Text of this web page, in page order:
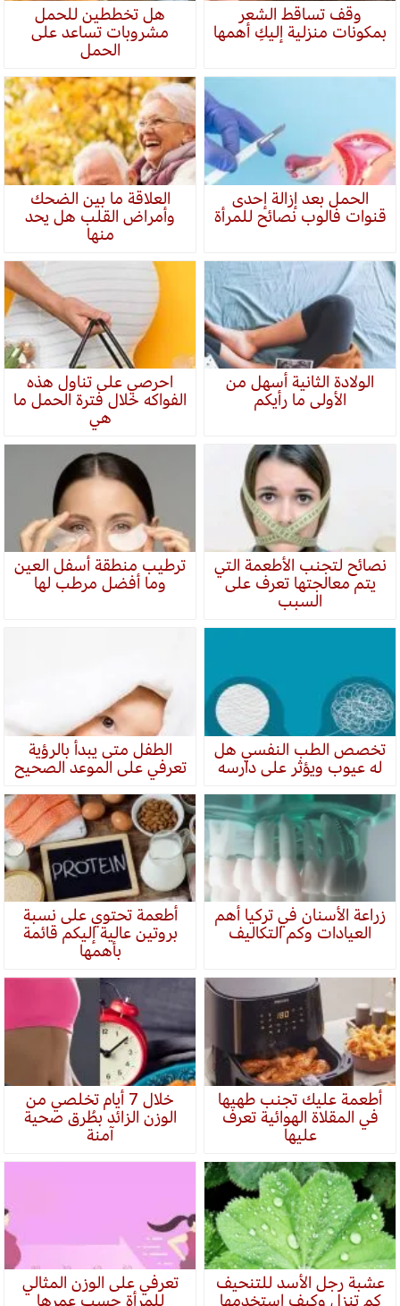
وقف تساقط الشعر
بمكونات منزلية إليكِ أهمها
هل تخططين للحمل
مشروبات تساعد على
الحمل
الحمل بعد إزالة إحدى
قنوات فالوب نصائح للمرأة
العلاقة ما بين الضحك
وأمراض القلب هل يحد
منها
الولادة الثانية أسهل من
الأولى ما رأيكم
احرصي على تناول هذه
الفواكه خلال فترة الحمل ما
هي
نصائح لتجنب الأطعمة التي
يتم معالجتها تعرف على
السبب
ترطيب منطقة أسفل العين
وما أفضل مرطب لها
تخصص الطب النفسي هل
له عيوب ويؤثر على دارسه
الطفل متى يبدأ بالرؤية
تعرفي على الموعد الصحيح
زراعة الأسنان في تركيا أهم
العيادات وكم التكاليف
أطعمة تحتوي على نسبة
بروتين عالية إليكم قائمة
بأهمها
أطعمة عليك تجنب طهيها
في المقلاة الهوائية تعرف
عليها
خلال 7 أيام تخلصي من
الوزن الزائد بطُرق صحية
آمنة
عشبة رجل الأسد للتنحيف
كم تنزل وكيف استخدمها
تعرفي على الوزن المثالي
للمرأة حسب عمرها